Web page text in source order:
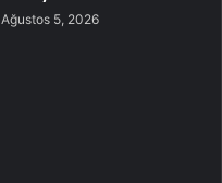
Ağustos 5, 2026